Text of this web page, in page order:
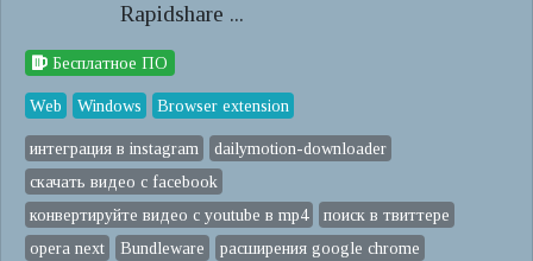
Rapidshare ...
Бесплатное ПО
Web Windows Browser extension
интеграция в instagram
dailymotion-downloader
скачать видео с facebook
конвертируйте видео с youtube в mp4
поиск в твиттере
opera next
Bundleware
расширения google chrome